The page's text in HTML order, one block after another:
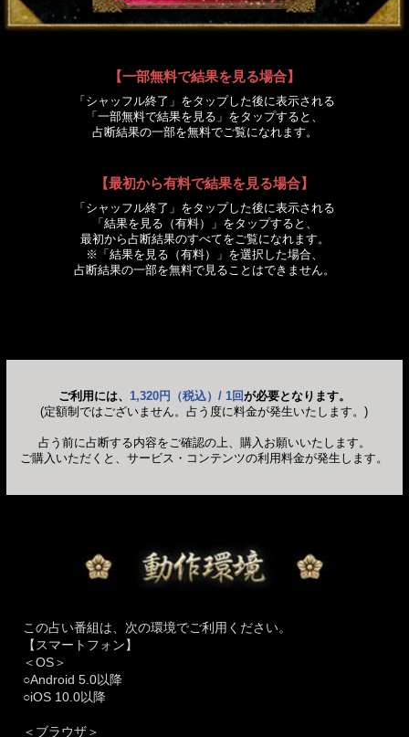
【一部無料で結果を見る場合】
「シャッフル終了」をタップした後に表示される
「一部無料で結果を見る」をタップすると、
占断結果の一部を無料でご覧になれます。
【最初から有料で結果を見る場合】
「シャッフル終了」をタップした後に表示される
「結果を見る（有料）」をタップすると、
最初から占断結果のすべてをご覧になれます。
※「結果を見る（有料）」を選択した場合、
占断結果の一部を無料で見ることはできません。
ご利用には、 1,320円（税込）/ 1回が必要となります。
(定額制ではございません。占う度に料金が発生いたします。)
占う前に占断する内容をご確認の上、購入お願いいたします。
ご購入いただくと、サービス・コンテンツの利用料金が発生します。
この占い番組は、次の環境でご利用ください。
【スマートフォン】
＜OS＞
○Android 5.0以降
○iOS 10.0以降
＜ブラウザ＞